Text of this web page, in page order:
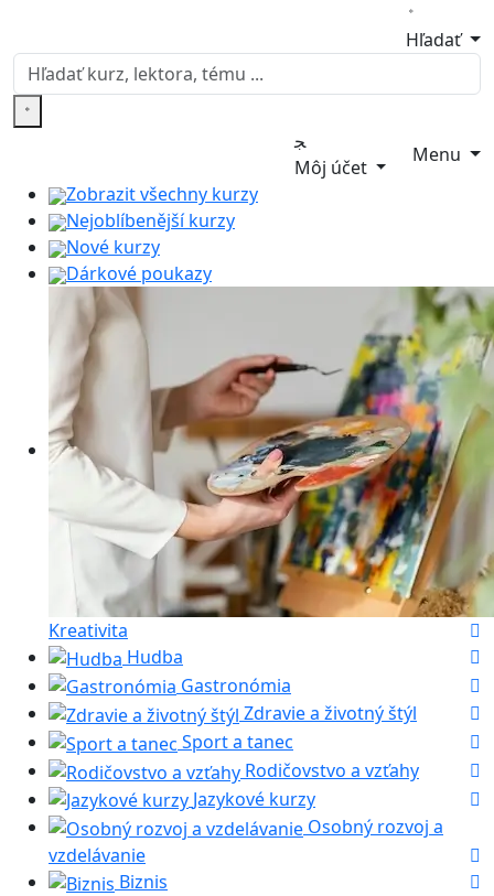
Hľadať
Môj účet
Menu
Zobrazit všechny kurzy
Nejoblíbenější kurzy
Nové kurzy
Dárkové poukazy
Kreativita
Hudba
Gastronómia
Zdravie a životný štýl
Sport a tanec
Rodičovstvo a vzťahy
Jazykové kurzy
Osobný rozvoj a
vzdelávanie
Biznis